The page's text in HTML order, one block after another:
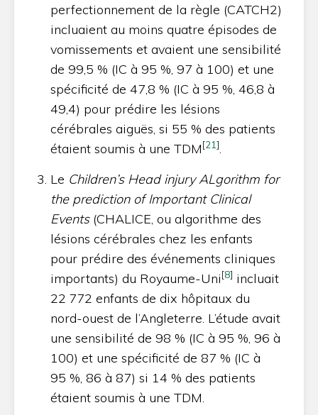
perfectionnement de la règle (CATCH2)
incluaient au moins quatre épisodes de
vomissements et avaient une sensibilité
de 99,5 % (IC à 95 %, 97 à 100) et une
spécificité de 47,8 % (IC à 95 %, 46,8 à
49,4) pour prédire les lésions
cérébrales aiguës, si 55 % des patients
étaient soumis à une TDM[21].
Le Children’s Head injury ALgorithm for
the prediction of Important Clinical
Events(CHALICE, ou algorithme des
lésions cérébrales chez les enfants
pour prédire des événements cliniques
importants) du Royaume-Uni[8] incluait
22 772 enfants de dix hôpitaux du
nord-ouest de l’Angleterre. L’étude avait
une sensibilité de 98 % (IC à 95 %, 96 à
100) et une spécificité de 87 % (IC à
95 %, 86 à 87) si 14 % des patients
étaient soumis à une TDM.